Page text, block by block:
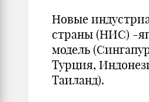
Новые
страны (НИС) -
модель
Турция,
Таиланд).